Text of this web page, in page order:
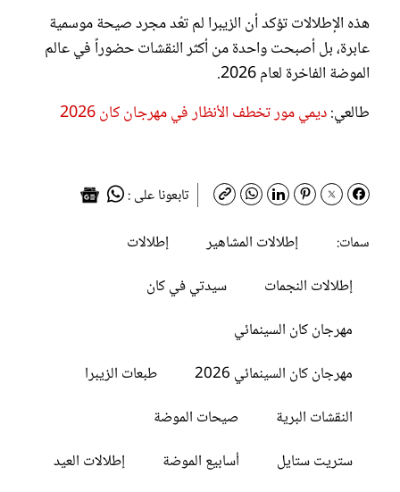
هذه الإطلالات تؤكد أن الزيبرا لم تعُد مجرد صيحة موسمية
عابرة، بل أصبحت واحدة من أكثر النقشات حضوراً في عالم
الموضة الفاخرة لعام 2026.
طالعي:ديمي مور تخطف الأنظار في مهرجان كان 2026
تابعونا على :
سمات:
إطلالات المشاهير
إطلالات
إطلالات النجمات
سيدتي في كان
مهرجان كان السينمائي
مهرجان كان السينمائي 2026
طبعات الزيبرا
النقشات البرية
صيحات الموضة
ستريت ستايل
أسابيع الموضة إطلالات العيد